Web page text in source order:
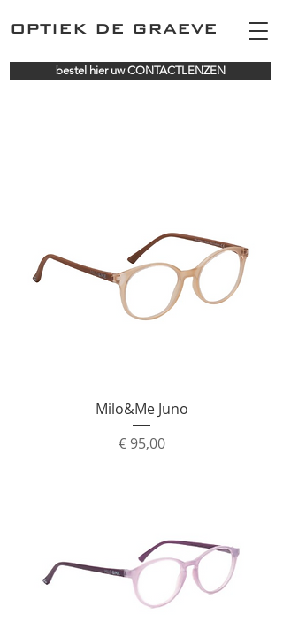
OPTIEK DE GRAEVE
bestel hier uw CONTACTLENZEN
Milo&Me Juno
Prijs
€ 95,00